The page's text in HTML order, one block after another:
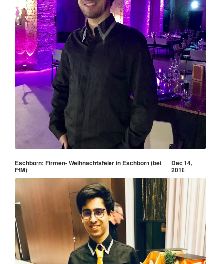
Eschborn: Firmen- Weihnachtsfeier in Eschborn (bei
FfM)
Dec 14,
2018